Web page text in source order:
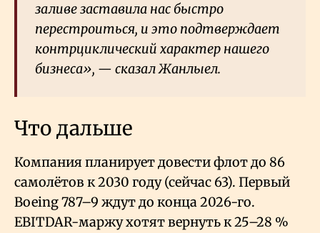
заливе заставила нас быстро
перестроиться, и это подтверждает
контрциклический характер нашего
бизнеса», — сказал Жанлыел.
Что дальше
Компания планирует довести флот до 86
самолётов к 2030 году (сейчас 63). Первый
Boeing 787–9 ждут до конца 2026-го.
EBITDAR-маржу хотят вернуть к 25–28 %